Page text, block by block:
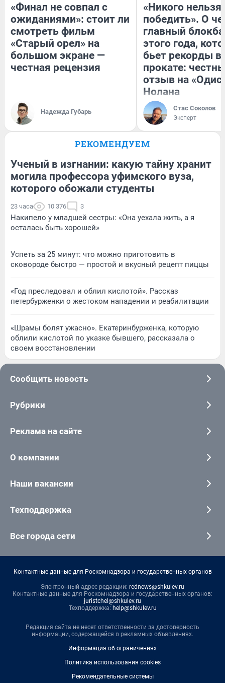
«Финал не совпал с
ожиданиями»: стоит ли
смотреть фильм
«Старый орел» на
большом экране —
честная рецензия
Надежда Губарь
«Никого нельзя
победить». О
главный
этого года,
бьет рекорды в
прокате:
отзыв на
Нолана
Стас Соколов
Эксперт
РЕКОМЕНДУЕМ
Ученый в изгнании: какую тайну хранит
могила профессора уфимского вуза,
которого обожали студенты
23 часа 10 376 3
Накипело у младшей сестры: «Она уехала жить, а я
осталась быть хорошей»
Успеть за 25 минут: что можно приготовить в
сковороде быстро — простой и вкусный рецепт пиццы
«Год преследовал и облил кислотой». Рассказ
петербурженки о жестоком нападении и реабилитации
«Шрамы болят ужасно». Екатеринбурженка, которую
облили кислотой по указке бывшего, рассказала о
своем восстановлении
Сообщить новость
Рубрики
Реклама на сайте
О компании
Наши вакансии
Техподдержка
Все города сети
Контактные данные для Роскомнадзора и государственных органов
Электронный адрес редакции: rednews@shkulev.ru
Контактные данные для Роскомнадзора и государственных органов:
juristchel@shkulev.ru
Техподдержка: help@shkulev.ru
Редакция сайта не несет ответственности за достоверность
информации, содержащейся в рекламных объявлениях.
Информация об ограничениях
Политика использования cookies
Рекомендательные системы